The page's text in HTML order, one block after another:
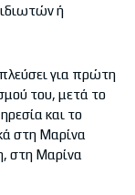
ή
για πρώτη
του, μετά το
και το
στη Μαρίνα
στη Μαρίνα